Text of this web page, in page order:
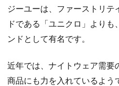
ジーユーは、ファーストリテ
ドである「ユニクロ」よりも
ンドとして有名です。
近年では、ナイトウェア需要
商品にも力を入れているよう